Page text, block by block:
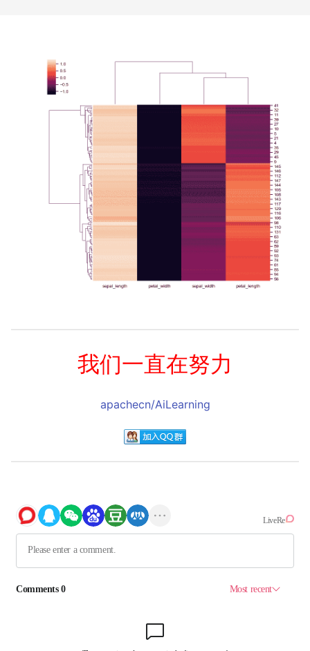
我们一直在努力
apachecn/AiLearning